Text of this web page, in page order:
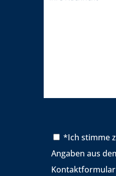
*Ich stimme
Angaben aus